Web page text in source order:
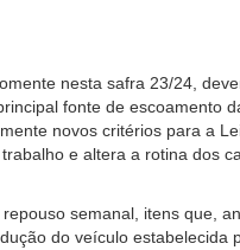
nesta safra 23/24,
fonte de escoamento
novos critérios para a
e altera a rotina dos
semanal, itens que,
do veículo estabelecida